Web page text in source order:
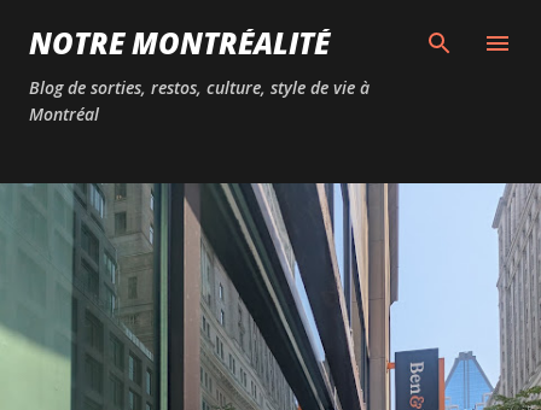
Passer au contenu principal
NOTRE MONTRÉALITÉ
Blog de sorties, restos, culture, style de vie à
Montréal